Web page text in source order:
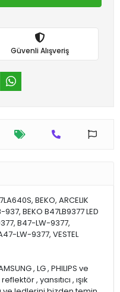
Güvenli Alışveriş
BEKO, ARCELIK
BEKO B47LB9377 LED
B47-LW-9377,
LW-9377, VESTEL
, LG , PHILIPS ve
, yansıtıcı , ışık